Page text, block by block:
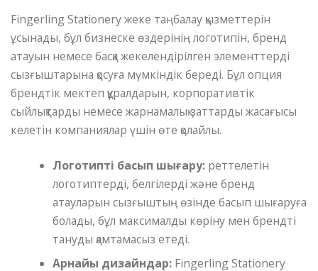
Fingerling Stationery жеке таңбалау қызметтерін
ұсынады, бұл бизнеске өздерінің логотипін, бренд
атауын немесе басқа жекелендірілген элементтерді
сызғыштарына қосуға мүмкіндік береді. Бұл опция
брендтік мектеп құралдарын, корпоративтік
сыйлықтарды немесе жарнамалық заттарды жасағысы
келетін компаниялар үшін өте қолайлы.
Логотипті басып шығару: реттелетін
логотиптерді, белгілерді және бренд
атауларын сызғыштың өзінде басып шығаруға
болады, бұл максималды көріну мен брендті
тануды қамтамасыз етеді.
Арнайы дизайндар: Fingerling Stationery